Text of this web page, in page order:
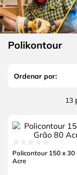
Polikontour
13
Policontour 150 x 30
Acre
6º serra copo
7º luva
8º fio
chave
4 º escada
5º serra circular
º serra copo
fio